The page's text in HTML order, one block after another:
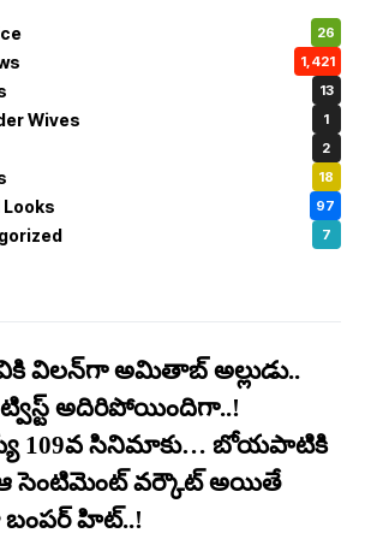
26
1,421
13
Wives 1
2
18
97
7
విలన్‌గా అమితాబ్ అల్లుడు..
అదిరిపోయిందిగా..!
109వ సినిమాకు… బోయపాటికి
ఆ సెంటిమెంట్ వర్కౌట్ అయితే
హిట్..!